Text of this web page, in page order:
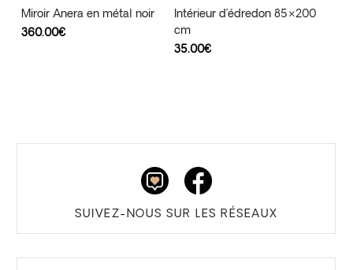
Miroir Anera en métal noir
360.00€
Intérieur d’édredon 85×200
cm
35.00€
SUIVEZ-NOUS SUR LES RÉSEAUX